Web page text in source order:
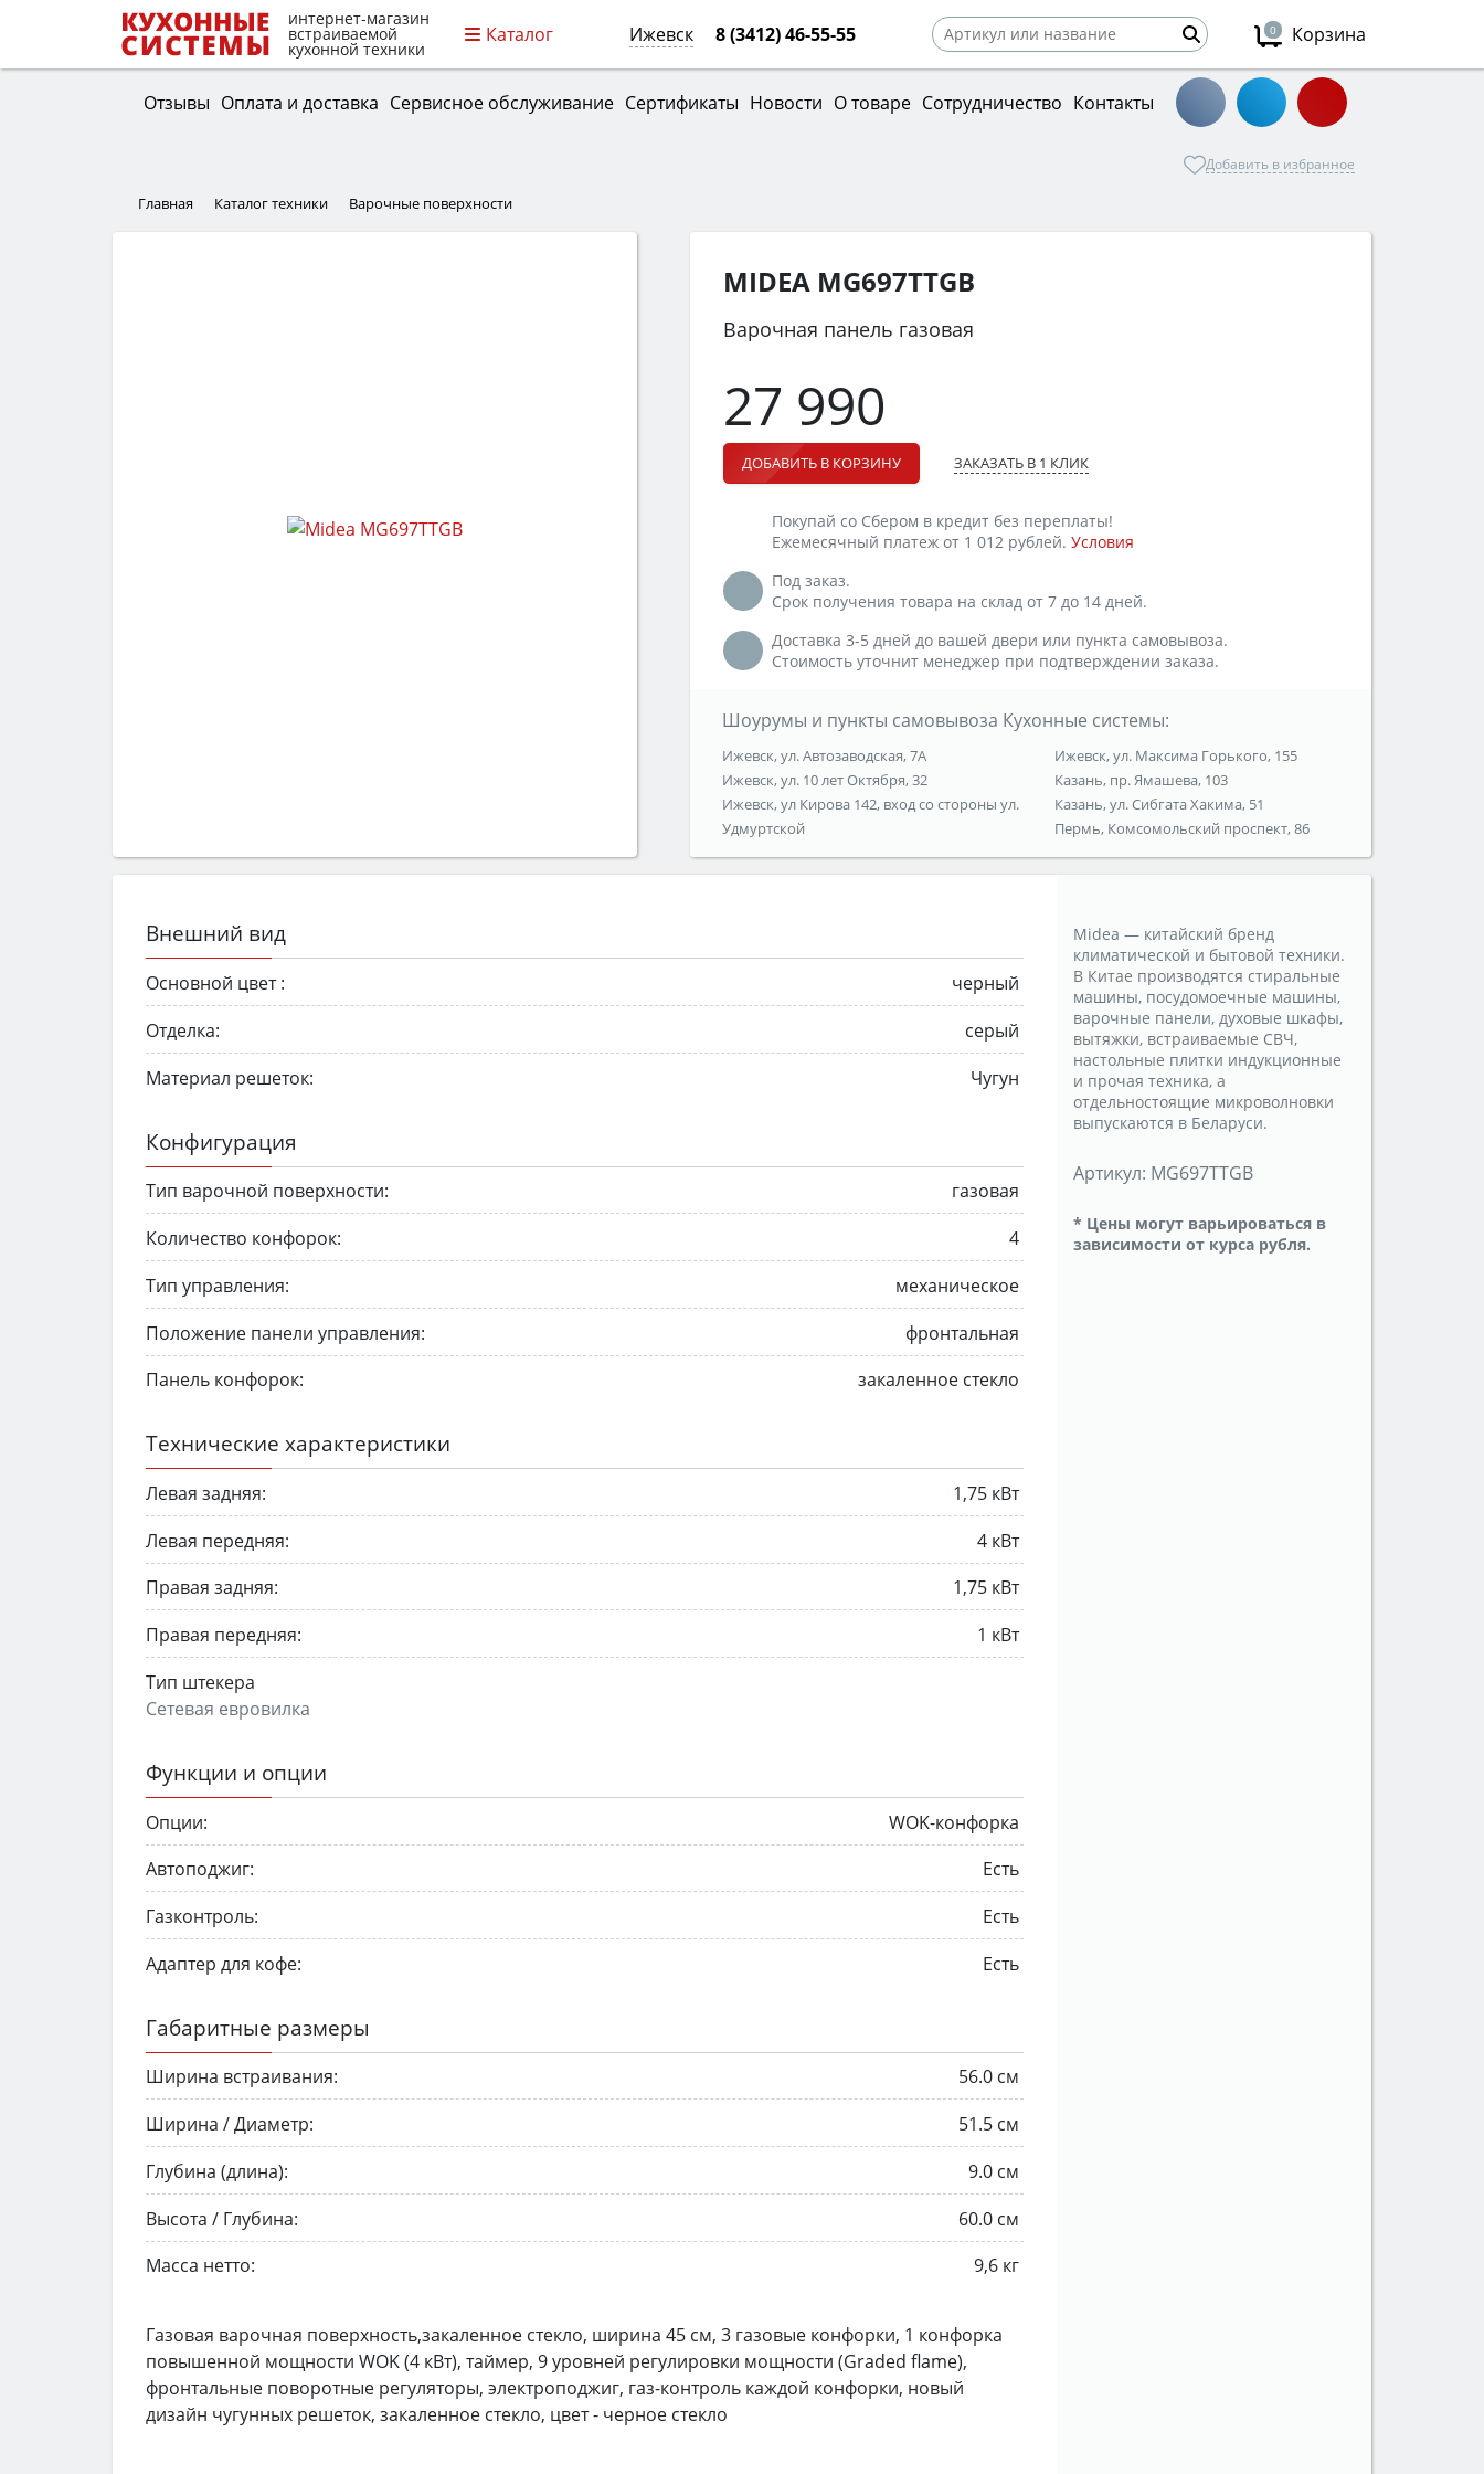
интернет-магазин
встраиваемой
кухонной техники
Каталог Ижевск 8 (3412) 46-55-55 0 Корзина
Отзывы Оплата и доставка Сервисное обслуживание Сертификаты Новости О товаре Сотрудничество Контакты
Добавить в избранное
Главная Каталог техники Варочные поверхности
MIDEA MG697TTGB
Варочная панель газовая
27 990
ДОБАВИТЬ В КОРЗИНУ ЗАКАЗАТЬ В 1 КЛИК
Покупай со Сбером в кредит без переплаты!
Ежемесячный платеж от 1 012 рублей. Условия
Под заказ.
Срок получения товара на склад от 7 до 14 дней.
Доставка 3-5 дней до вашей двери или пункта самовывоза.
Стоимость уточнит менеджер при подтверждении заказа.
Шоурумы и пункты самовывоза Кухонные системы:
Ижевск, ул. Автозаводская, 7А
Ижевск, ул. 10 лет Октября, 32
Ижевск, ул Кирова 142, вход со стороны ул.
Удмуртской
Ижевск, ул. Максима Горького, 155
Казань, пр. Ямашева, 103
Казань, ул. Сибгата Хакима, 51
Пермь, Комсомольский проспект, 86
Внешний вид
Основной цвет :
черный
Отделка:
серый
Материал решеток:
Чугун
Конфигурация
Тип варочной поверхности:
газовая
Количество конфорок:
4
Тип управления:
механическое
Положение панели управления:
фронтальная
Панель конфорок:
закаленное стекло
Технические характеристики
Левая задняя:
1,75 кВт
Левая передняя:
4 кВт
Правая задняя:
1,75 кВт
Правая передняя:
1 кВт
Тип штекера
Сетевая евровилка
Функции и опции
Опции:
WOK-конфорка
Автоподжиг:
Есть
Газконтроль:
Есть
Адаптер для кофе:
Есть
Габаритные размеры
Ширина встраивания:
56.0 см
Ширина / Диаметр:
51.5 см
Глубина (длина):
9.0 см
Высота / Глубина:
60.0 см
Масса нетто:
9,6 кг
Газовая варочная поверхность,закаленное стекло, ширина 45 см, 3 газовые конфорки, 1 конфорка
повышенной мощности WOK (4 кВт), таймер, 9 уровней регулировки мощности (Graded flame),
фронтальные поворотные регуляторы, электроподжиг, газ-контроль каждой конфорки, новый
дизайн чугунных решеток, закаленное стекло, цвет - черное стекло
Midea — китайский бренд
климатической и бытовой техники.
В Китае производятся стиральные
машины, посудомоечные машины,
варочные панели, духовые шкафы,
вытяжки, встраиваемые СВЧ,
настольные плитки индукционные
и прочая техника, а
отдельностоящие микроволновки
выпускаются в Беларуси.
Артикул: MG697TTGB
* Цены могут варьироваться в
зависимости от курса рубля.